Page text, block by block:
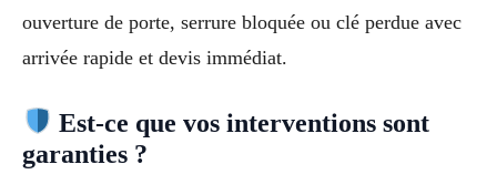
ouverture de porte, serrure bloquée ou clé perdue avec
arrivée rapide et devis immédiat.
Est-ce que vos interventions sont
garanties ?